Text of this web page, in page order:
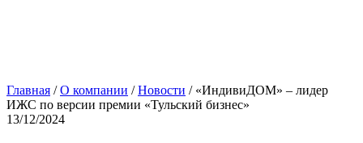
Главная /О компании /Новости / «ИндивиДОМ» – лидер
ИЖС по версии премии «Тульский бизнес»
13/12/2024